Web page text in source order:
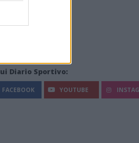
Diario Sportivo:
FACEBOOK YOUTUBE